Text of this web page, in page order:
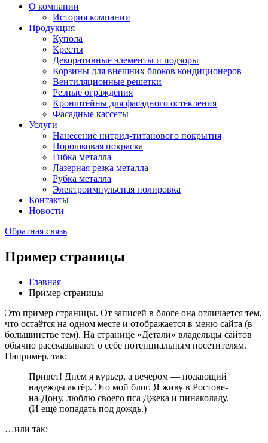
О компании
История компании
Продукция
Купола
Кресты
Декоративные элементы и подзоры
Корзины для внешних блоков кондиционеров
Вентиляционные решетки
Резные ограждения
Кронштейны для фасадного остекления
Фасадные кассеты
Услуги
Нанесение нитрид-титанового покрытия
Порошковая покраска
Гибка металла
Лазерная резка металла
Рубка металла
Электроимпульсная полировка
Контакты
Новости
Обратная связь
Пример страницы
Главная
Пример страницы
Это пример страницы. От записей в блоге она отличается тем,
что остаётся на одном месте и отображается в меню сайта (в
большинстве тем). На странице «Детали» владельцы сайтов
обычно рассказывают о себе потенциальным посетителям.
Например, так:
Привет! Днём я курьер, а вечером — подающий
надежды актёр. Это мой блог. Я живу в Ростове-
на-Дону, люблю своего пса Джека и пинаколаду.
(И ещё попадать под дождь.)
…или так: